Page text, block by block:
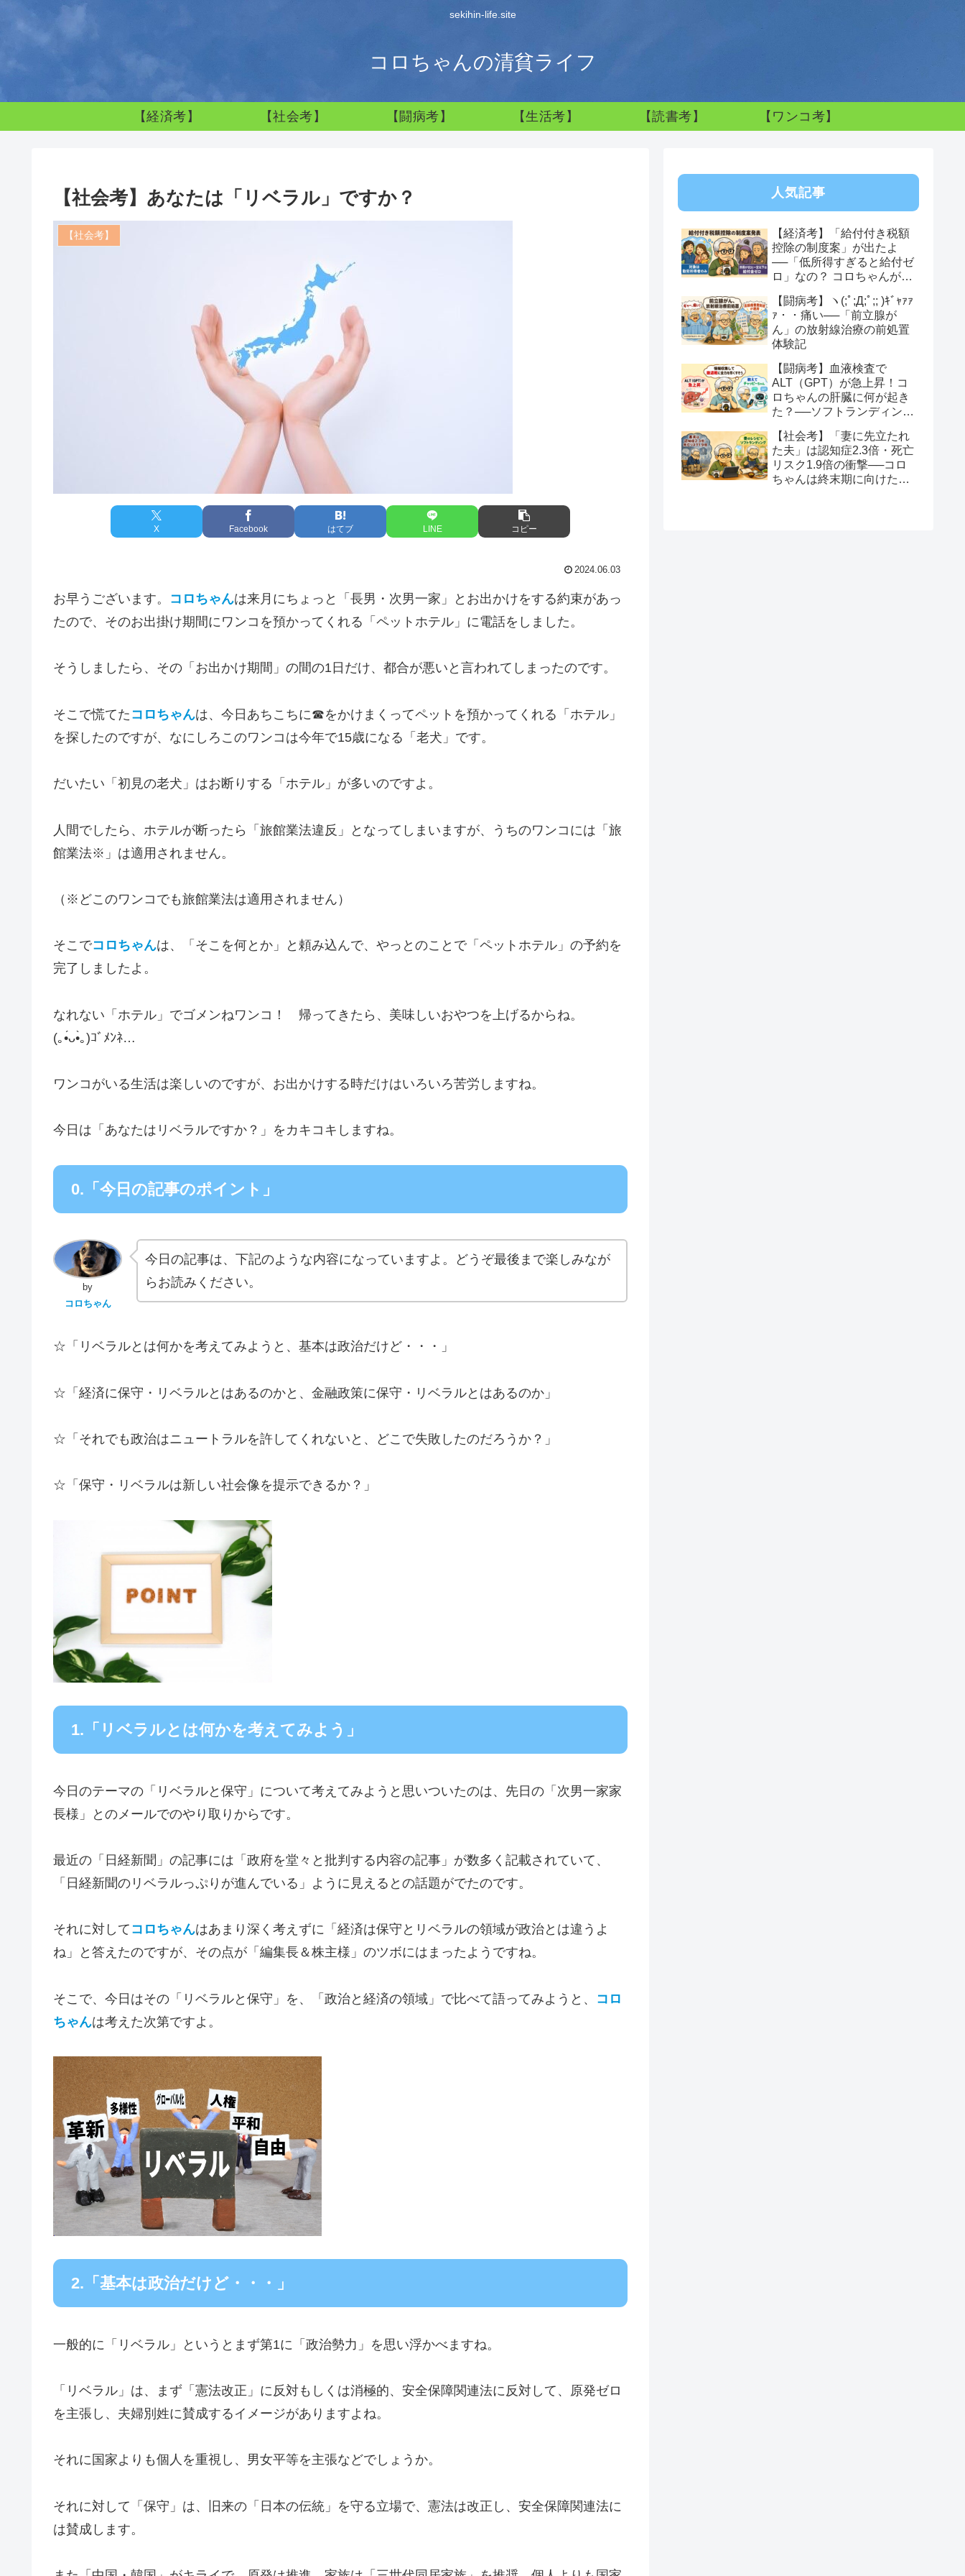
sekihin-life.site
コロちゃんの清貧ライフ
【経済考】 【社会考】 【闘病考】 【生活考】 【読書考】 【ワンコ考】
【社会考】あなたは「リベラル」ですか？
【社会考】
X Facebook はてブ LINE コピー
2024.06.03
お早うございます。 コロちゃんは来月にちょっと「長男・次男一家」とお出かけをする約束があっ
たので、そのお出掛け期間にワンコを預かってくれる「ペットホテル」に電話をしました。
そうしましたら、その「お出かけ期間」の間の1日だけ、都合が悪いと言われてしまったのです。
そこで慌てた コロちゃんは、今日あちこちに☎をかけまくってペットを預かってくれる「ホテル」
を探したのですが、なにしろこのワンコは今年で15歳になる「老犬」です。
だいたい「初見の老犬」はお断りする「ホテル」が多いのですよ。
人間でしたら、ホテルが断ったら「旅館業法違反」となってしまいますが、うちのワンコには「旅
館業法※」は適用されません。
（※どこのワンコでも旅館業法は適用されません）
そこでコロちゃんは、「そこを何とか」と頼み込んで、やっとのことで「ペットホテル」の予約を
完了しましたよ。
なれない「ホテル」でゴメンねワンコ！ 帰ってきたら、美味しいおやつを上げるからね。
(｡•́ᴗ•̀｡)ｺﾞﾒﾝﾈ…
ワンコがいる生活は楽しいのですが、お出かけする時だけはいろいろ苦労しますね。
今日は「あなたはリベラルですか？」をカキコキしますね。
0.「今日の記事のポイント」
by
コロちゃん
今日の記事は、下記のような内容になっていますよ。どうぞ最後まで楽しみなが
らお読みください。
☆「リベラルとは何かを考えてみようと、基本は政治だけど・・・」
☆「経済に保守・リベラルとはあるのかと、金融政策に保守・リベラルとはあるのか」
☆「それでも政治はニュートラルを許してくれないと、どこで失敗したのだろうか？」
☆「保守・リベラルは新しい社会像を提示できるか？」
1.「リベラルとは何かを考えてみよう」
今日のテーマの「リベラルと保守」について考えてみようと思いついたのは、先日の「次男一家家
長様」とのメールでのやり取りからです。
最近の「日経新聞」の記事には「政府を堂々と批判する内容の記事」が数多く記載されていて、
「日経新聞のリベラルっぷりが進んでいる」ように見えるとの話題がでたのです。
それに対して コロちゃんはあまり深く考えずに「経済は保守とリベラルの領域が政治とは違うよ
ね」と答えたのですが、その点が「編集長＆株主様」のツボにはまったようですね。
そこで、今日はその「リベラルと保守」を、「政治と経済の領域」で比べて語ってみようと、 コロ
ちゃんは考えた次第ですよ。
2.「基本は政治だけど・・・」
一般的に「リベラル」というとまず第1に「政治勢力」を思い浮かべますね。
「リベラル」は、まず「憲法改正」に反対もしくは消極的、安全保障関連法に反対して、原発ゼロ
を主張し、夫婦別姓に賛成するイメージがありますよね。
それに国家よりも個人を重視し、男女平等を主張などでしょうか。
それに対して「保守」は、旧来の「日本の伝統」を守る立場で、憲法は改正し、安全保障関連法に
は賛成します。
人気記事
【経済考】「給付付き税額
控除の制度案」が出たよ
──「低所得すぎると給付ゼ
ロ」なの？ コロちゃんが感
【闘病考】ヽ(;ﾟ;Д;ﾟ;; )ｷﾞｬｧｧ
ｧ・・痛い──「前立腺が
ん」の放射線治療の前処置
体験記
【闘病考】血液検査で
ALT（GPT）が急上昇！コ
ロちゃんの肝臓に何が起き
た？──ソフトランディング
方
【社会考】「妻に先立たれ
た夫」は認知症2.3倍・死亡
リスク1.9倍の衝撃──コロ
ちゃんは終末期に向けたソ